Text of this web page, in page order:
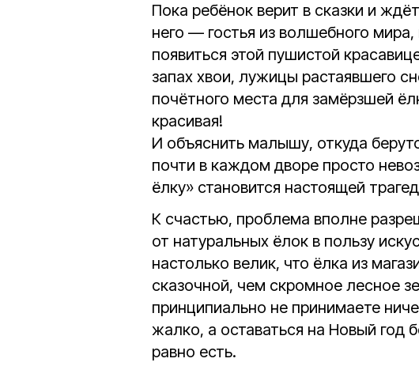
Пока ребёнок верит в сказки и
него — гостья из волшебного
появиться этой пушистой
запах хвои, лужицы растаявшего
почётного места для замёрзшей
красивая!
И объяснить малышу, откуда
почти в каждом дворе просто
ёлку» становится настоящей
К счастью, проблема вполне
от натуральных ёлок в пользу
настолько велик, что ёлка из
сказочной, чем скромное лесное
принципиально не принимаете
жалко, а оставаться на Новый год
равно есть.